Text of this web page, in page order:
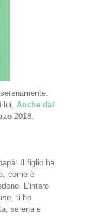
lui, Anche dal
2018.
Il figlio ha
come è
L’intero
ti ho
serena e